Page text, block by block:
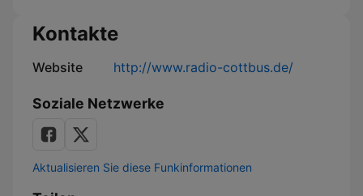
Kontakte
Website http://www.radio-cottbus.de/
Soziale Netzwerke
Aktualisieren Sie diese Funkinformationen